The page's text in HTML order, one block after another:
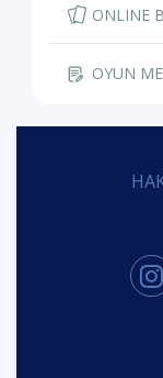
ONLINE
OYUN